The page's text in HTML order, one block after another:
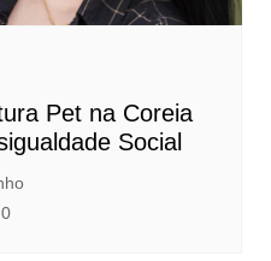
Pet na Coreia
Social
0